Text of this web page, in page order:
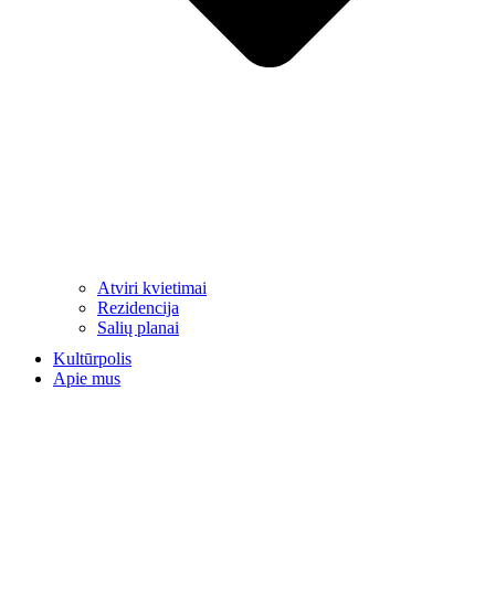
Atviri kvietimai
Rezidencija
Salių planai
Kultūrpolis
Apie mus